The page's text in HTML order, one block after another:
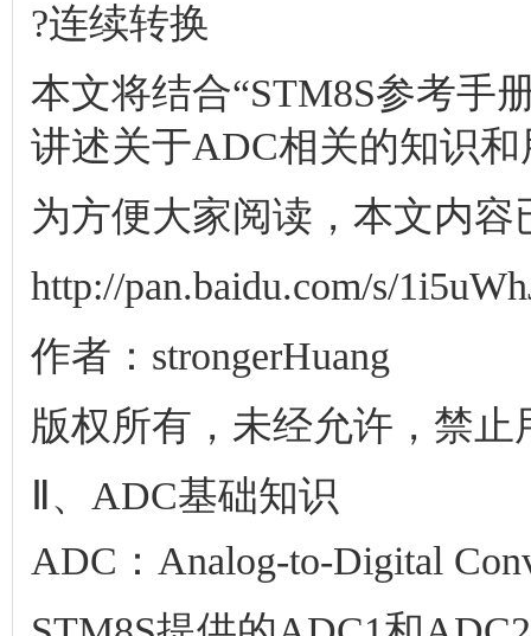
?连续转换
本文将结合“STM8S参考手
讲述关于ADC相关的知识和
为方便大家阅读，本文内容
http://pan.baidu.com/s/
作者：strongerHuang
版权所有，未经允许，禁
Ⅱ、ADC基础知识
ADC：Analog-to-Digital